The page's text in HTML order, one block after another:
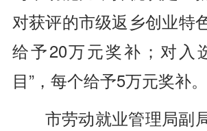
对获评的市级返乡创业特
给予20万元奖补；对入
目”，每个给予5万元奖补。
市劳动就业管理局副